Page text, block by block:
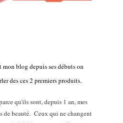
blog depuis ses débuts on
des ces 2 premiers produits.
qu'ils sont, depuis 1 an, mes
de beauté. Ceux qui ne changent